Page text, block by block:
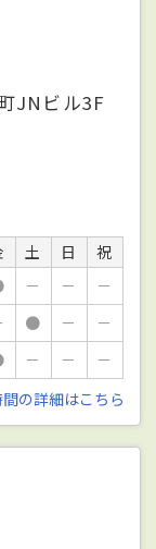
JNビル3F
土 日
祝
－ －
－
● －
－
－ －
－
の詳細はこちら